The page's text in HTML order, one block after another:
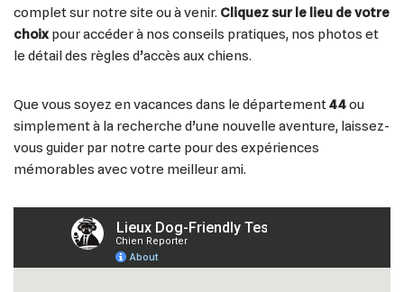
complet sur notre site ou à venir. Cliquez sur le lieu de votre
choixpour accéder à nos conseils pratiques, nos photos et
le détail des règles d’accès aux chiens.
Que vous soyez en vacances dans le département44ou
simplement à la recherche d’une nouvelle aventure, laissez-
vous guider par notre carte pour des expériences
mémorables avec votre meilleur ami.